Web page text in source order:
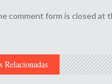
comment form is closed at
Relacionadas